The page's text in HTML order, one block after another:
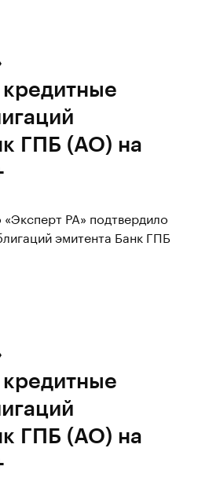
ГПБ (АО) на
«Эксперт РА» подтвердило
эмитента Банк ГПБ
ГПБ (АО) на